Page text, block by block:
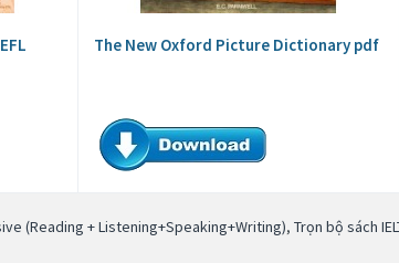
The New Oxford Picture Dictionary pdf
(Reading + Listening+Speaking+Writing), Trọn bộ sách